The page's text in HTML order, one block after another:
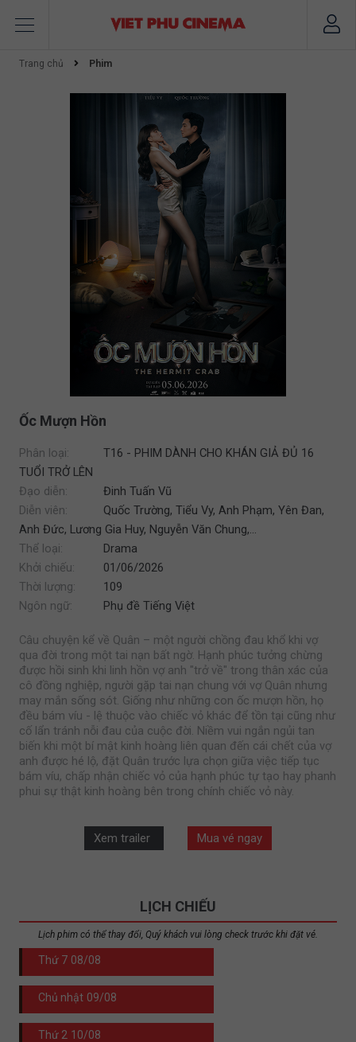
Trang chủ Phim
Ốc Mượn Hồn
Phân loại:
T16 - PHIM DÀNH CHO KHÁN GIẢ ĐỦ 16
TUỔI TRỞ LÊN
Đạo diễn:
Đinh Tuấn Vũ
Diễn viên:
Quốc Trường, Tiểu Vy, Anh Phạm, Yên Đan,
Anh Đức, Lương Gia Huy, Nguyễn Văn Chung,...
Thể loại:
Drama
Khởi chiếu:
01/06/2026
Thời lượng:
109
Ngôn ngữ:
Phụ đề Tiếng Việt
Câu chuyện kể về Quân – một người chồng đau khổ khi vợ
qua đời trong một tai nạn bất ngờ. Hạnh phúc tưởng chừng
được hồi sinh khi linh hồn vợ anh "trở về" trong thân xác của
cô đồng nghiệp, người gặp tai nạn chung với vợ Quân nhưng
may mắn sống sót. Giống như những con ốc mượn hồn, họ
đều bám víu - lệ thuộc vào chiếc vỏ khác để tồn tại cũng như
cố lẩn tránh nỗi đau của cuộc đời. Niềm vui ngắn ngủi tan
biến khi một bí mật kinh hoàng liên quan đến cái chết của vợ
anh được hé lộ, đặt Quân trước lựa chọn giữa việc tiếp tục
bám víu, chấp nhận chiếc vỏ của hạnh phúc tự tạo hay phanh
phui sự thật kinh hoàng bên trong chính chiếc vỏ này.
Xem trailer Mua vé ngay
LỊCH CHIẾU
Lịch phim có thể thay đổi, Quý khách vui lòng check trước khi đặt vé.
Thứ 7 08/08
Chủ nhật 09/08
Thứ 2 10/08